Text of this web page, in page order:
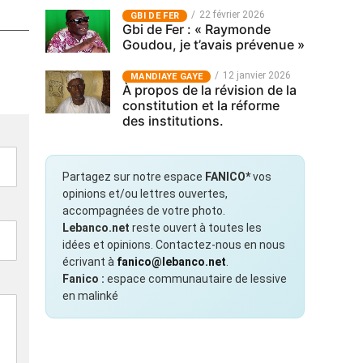
GBI DE FER 22 février 2026
Gbi de Fer : « Raymonde
Goudou, je t’avais prévenue »
MANDIAYE GAYE 12 janvier 2026
À propos de la révision de la
constitution et la réforme
des institutions.
Partagez sur notre espace FANICO*vos
opinions et/ou lettres ouvertes,
accompagnées de votre photo.
Lebanco.net reste ouvert à toutes les
idées et opinions. Contactez-nous en nous
écrivant à fanico@lebanco.net
Fanico : espace communautaire de lessive
en malinké